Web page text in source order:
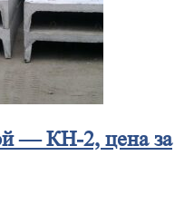
— КН-2, цена за